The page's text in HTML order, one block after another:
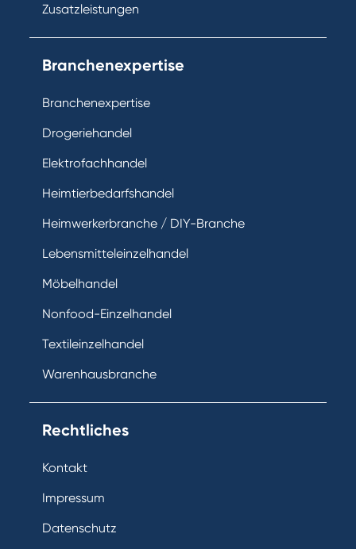
Zusatzleistungen
Branchenexpertise
Branchenexpertise
Drogeriehandel
Elektrofachhandel
Heimtierbedarfshandel
Heimwerkerbranche / DIY-Branche
Lebensmitteleinzelhandel
Möbelhandel
Nonfood-Einzelhandel
Textileinzelhandel
Warenhausbranche
Rechtliches
Kontakt
Impressum
Datenschutz